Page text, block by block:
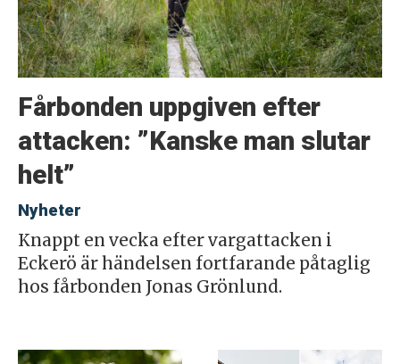
Fårbonden uppgiven efter
attacken: ”Kanske man slutar
helt”
Nyheter
Knappt en vecka efter vargattacken i
Eckerö är händelsen fortfarande påtaglig
hos fårbonden Jonas Grönlund.